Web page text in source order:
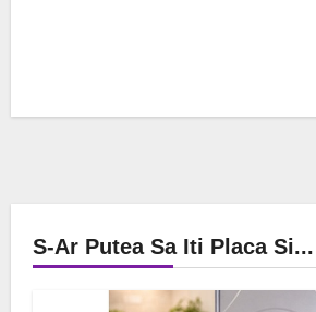
S-Ar Putea Sa Iti Placa Si...